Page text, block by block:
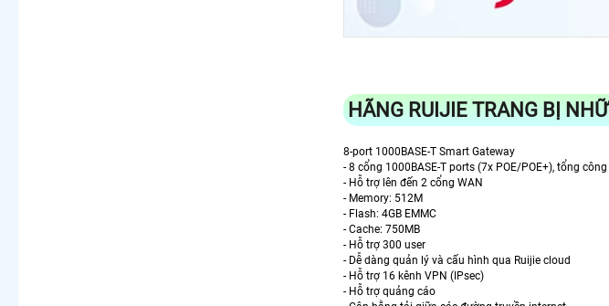
HÃNG RUIJIE TRANG BỊ
8-port 1000BASE-T Smart Gateway
- 8 cổng 1000BASE-T ports (7x POE/POE+), tổng
- Hỗ trợ lên đến 2 cổng WAN
- Memory: 512M
- Flash: 4GB EMMC
- Cache: 750MB
- Hỗ trợ 300 user
- Dễ dàng quản lý và cấu hình qua Ruijie cloud
- Hỗ trợ 16 kênh VPN (IPsec)
- Hỗ trợ quảng cáo